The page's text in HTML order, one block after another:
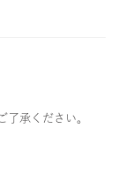
承ください。